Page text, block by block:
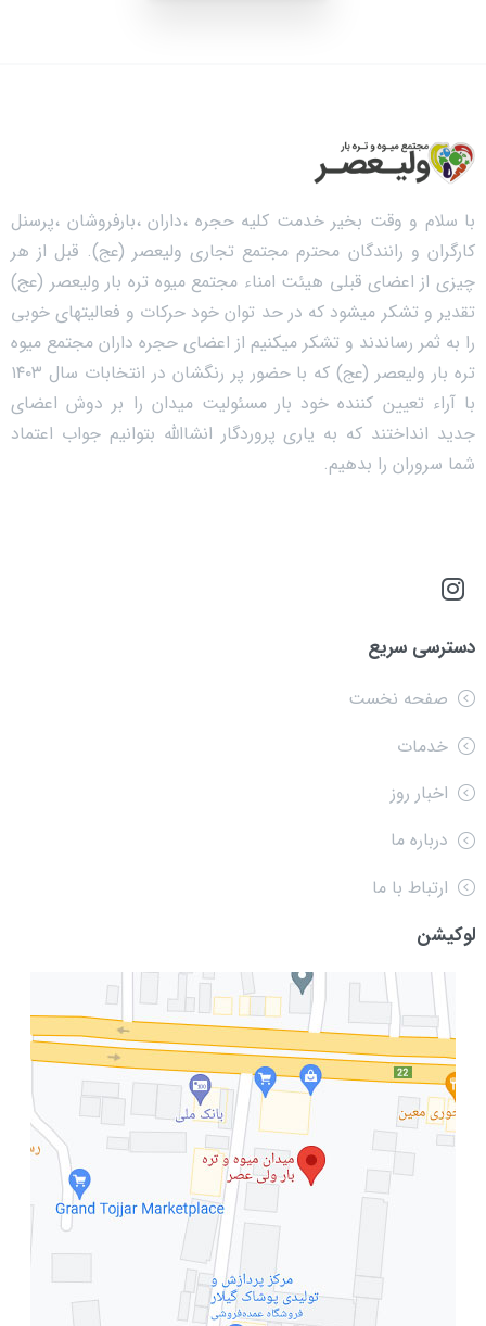
با سلام و وقت بخیر خدمت کلیه حجره ،داران ،بارفروشان ،پرسنل
کارگران و رانندگان محترم مجتمع تجاری ولیعصر (عج). قبل از هر
چیزی از اعضای قبلی هیئت امناء مجتمع میوه تره بار ولیعصر (عج)
تقدیر و تشکر میشود که در حد توان خود حرکات و فعالیتهای خوبی
را به ثمر رساندند و تشکر میکنیم از اعضای حجره داران مجتمع میوه
تره بار ولیعصر (عج) که با حضور پر رنگشان در انتخابات سال ۱۴۰۳
با آراء تعیین کننده خود بار مسئولیت میدان را بر دوش اعضای
جدید انداختند که به یاری پروردگار انشاالله بتوانیم جواب اعتماد
شما سروران را بدهیم.
دسترسی سریع
صفحه نخست
خدمات
اخبار روز
درباره ما
ارتباط با ما
لوکیشن